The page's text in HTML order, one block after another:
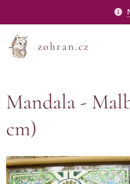
zohran.cz
Mandala -
cm)